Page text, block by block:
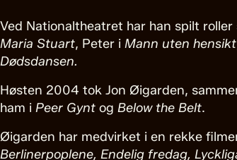
Ved Nationaltheatret har han spilt roller
Maria Stuart, Peter i Mann uten hensikt
Dødsdansen.
Høsten 2004 tok Jon Øigarden,
ham i Peer Gynt og Below the Belt.
Øigarden har medvirket i en rekke
Berlinerpoplene, Endelig fredag,